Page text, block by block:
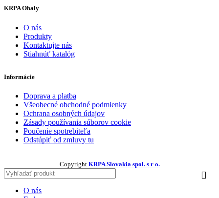
KRPA Obaly
O nás
Produkty
Kontaktujte nás
Stiahnúť katalóg
Informácie
Doprava a platba
Všeobecné obchodné podmienky
Ochrana osobných údajov
Zásady používania súborov cookie
Poučenie spotrebiteľa
Odstúpiť od zmluvy tu
Copyright KRPA Slovakia spol. s r o.
O nás